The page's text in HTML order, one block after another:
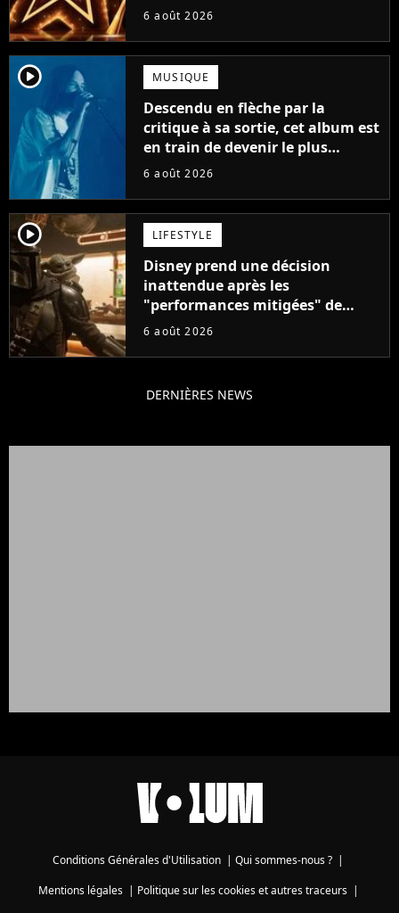
6 août 2026
player2 MUSIQUE
Descendu en flèche par la
critique à sa sortie, cet album est
en train de devenir le plus
populaire de son auteur
6 août 2026
player2 LIFESTYLE
Disney prend une décision
inattendue après les
"performances mitigées" de
Vaiana et The Mandalorian &
6 août 2026
DERNIÈRES NEWS
Conditions Générales d'Utilisation | Qui sommes-nous ? |
Mentions légales| Politique sur les cookies et autres traceurs|